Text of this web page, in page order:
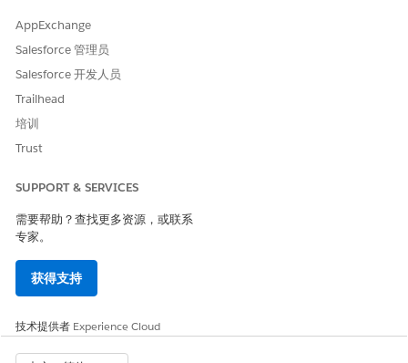
此模板在履行流中使用预配置的 Okta 集成与许可证管理系统。要
使用此集成，请配置连接器凭据。要了解有关此第三方连接器的更
多信息，请参见Okta 连接器
AppExchange
Salesforce 管理员
Salesforce 开发人员
Trailhead
培训
Trust
SUPPORT & SERVICES
需要帮助？查找更多资源，或联系
专家。
获得支持
技术提供者 Experience Cloud